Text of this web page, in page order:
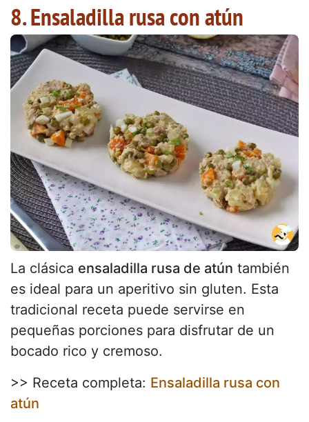
8. Ensaladilla rusa con atún
La clásica ensaladilla rusa de atún también
es ideal para un aperitivo sin gluten. Esta
tradicional receta puede servirse en
pequeñas porciones para disfrutar de un
bocado rico y cremoso.
>> Receta completa: Ensaladilla rusa con
atún